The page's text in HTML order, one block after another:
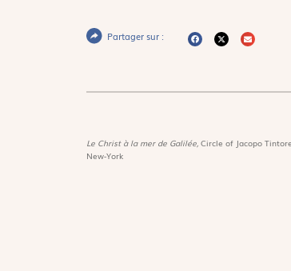
Partager sur :
Le Christ à la mer de Galilée, Circle of Jacopo
New-York